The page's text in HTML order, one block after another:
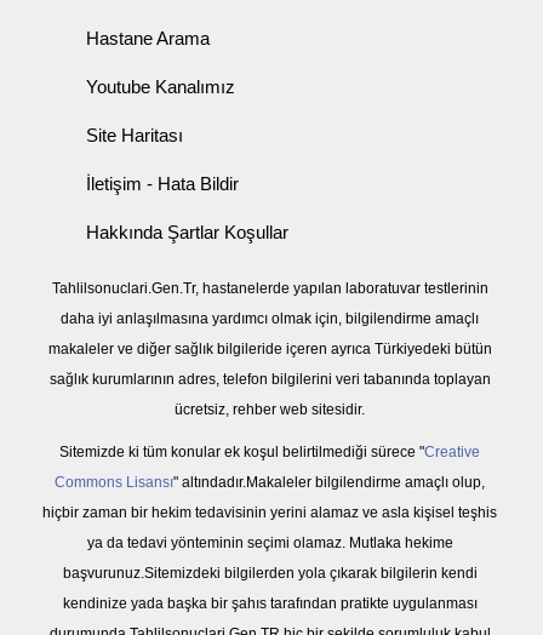
Hastane Arama
Youtube Kanalımız
Site Haritası
İletişim - Hata Bildir
Hakkında Şartlar Koşullar
Tahlilsonuclari.Gen.Tr, hastanelerde yapılan laboratuvar testlerinin
daha iyi anlaşılmasına yardımcı olmak için, bilgilendirme amaçlı
makaleler ve diğer sağlık bilgileride içeren ayrıca Türkiyedeki bütün
sağlık kurumlarının adres, telefon bilgilerini veri tabanında toplayan
ücretsiz, rehber web sitesidir.
Sitemizde ki tüm konular ek koşul belirtilmediği sürece "Creative
Commons Lisansı" altındadır.Makaleler bilgilendirme amaçlı olup,
hiçbir zaman bir hekim tedavisinin yerini alamaz ve asla kişisel teşhis
ya da tedavi yönteminin seçimi olamaz. Mutlaka hekime
başvurunuz.Sitemizdeki bilgilerden yola çıkarak bilgilerin kendi
kendinize yada başka bir şahıs tarafından pratikte uygulanması